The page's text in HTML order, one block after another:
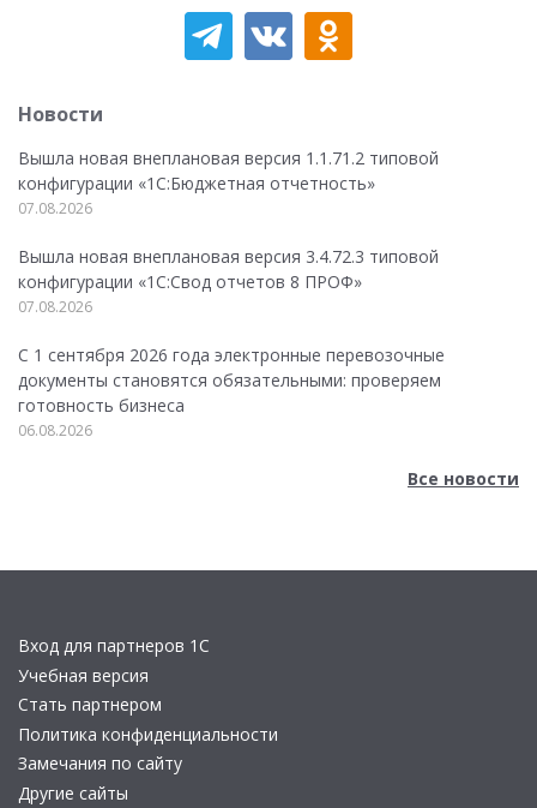
Новости
Вышла новая внеплановая версия 1.1.71.2 типовой
конфигурации «1C:Бюджетная отчетность»
07.08.2026
Вышла новая внеплановая версия 3.4.72.3 типовой
конфигурации «1C:Свод отчетов 8 ПРОФ»
07.08.2026
С 1 сентября 2026 года электронные перевозочные
документы становятся обязательными: проверяем
готовность бизнеса
06.08.2026
Все новости
Вход для партнеров 1С
Учебная версия
Стать партнером
Политика конфиденциальности
Замечания по сайту
Другие сайты